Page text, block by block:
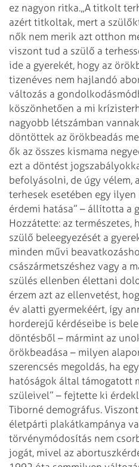
ez nagyon ritka.„A titkolt
azért titkoltak, mert a
nők nem merik azt otthon
viszont tud a szülő a
ide a gyerekét, hogy az
tizenéves nem hajlandó
változás a
köszönhetően a mi
nagyobb létszámban
döntöttek az örökbeadás
ők az összes kismama
ezt a döntést
befolyásolni, de úgy vélem,
terhesek esetében egy
érdemi hatása” – állította a
Hozzátette: az természetes,
szülő beleegyezését a
minden művi
császármetszéshez vagy a
szülés ellenben élettani
érzem azt az ellenvetést,
év alatti gyermekéért, így
horderejű kérdéseibe is
döntésből – mármint az
örökbeadása – milyen
szerencsés megoldás, ha
hatóságok által támogatott
szüleivel” – fejtette ki
Tiborné demográfus.
életpárti plakátkampánya
törvénymódosítás nem
jogát, mivel az